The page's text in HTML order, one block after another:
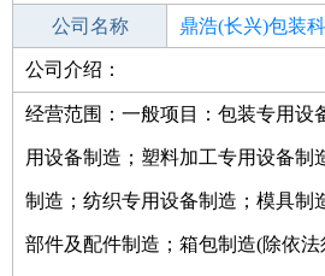
公司名称 鼎浩(长兴)包装
公司类型
公司介绍：
经营范围：一般项目：包装专用设
用设备制造；塑料加工专用设备制
制造；纺织专用设备制造；模具制
部件及配件制造；箱包制造(除依